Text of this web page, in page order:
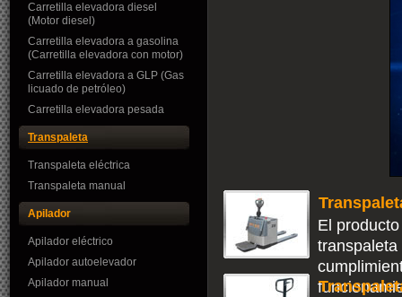
Carretilla elevadora diesel
(Motor diesel)
Carretilla elevadora a gasolina
(Carretilla elevadora con motor)
Carretilla elevadora a GLP (Gas
licuado de petróleo)
Carretilla elevadora pesada
Transpaleta
Transpaleta eléctrica
Transpaleta manual
Apilador
Apilador eléctrico
Apilador autoelevador
Apilador manual
El